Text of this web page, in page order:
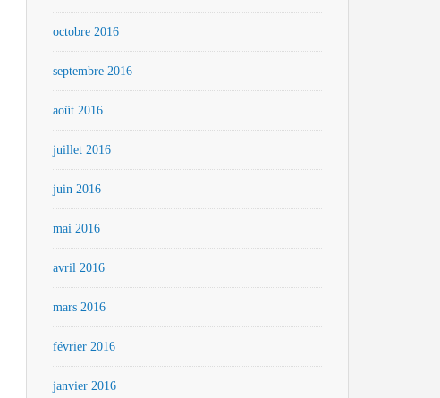
octobre 2016
septembre 2016
août 2016
juillet 2016
juin 2016
mai 2016
avril 2016
mars 2016
février 2016
janvier 2016